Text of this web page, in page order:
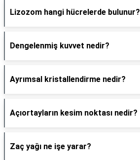
Lizozom hangi hücrelerde bulunur?
Dengelenmiş kuvvet nedir?
Ayrımsal kristallendirme nedir?
Açıortayların kesim noktası nedir?
Zaç yağı ne işe yarar?